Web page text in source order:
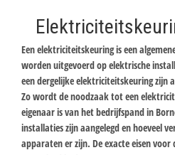
Een elektriciteitskeuring is een
worden uitgevoerd op elektrische
een dergelijke elektriciteitskeuring zijn
Zo wordt de noodzaak tot een
eigenaar is van het bedrijfspand in
installaties zijn aangelegd en hoeveel
apparaten er zijn. De exacte eisen